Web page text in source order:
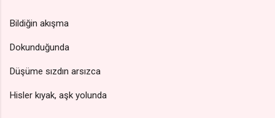
Bildiğin akışma
Dokunduğunda
Düşüme sızdın arsızca
Hisler kıyak, aşk yolunda